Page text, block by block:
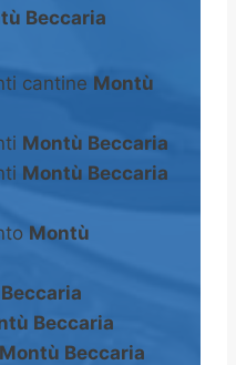
Beccaria
cantine Montù
Montù Beccaria
Montù Beccaria
Montù
Beccaria
Montù Beccaria